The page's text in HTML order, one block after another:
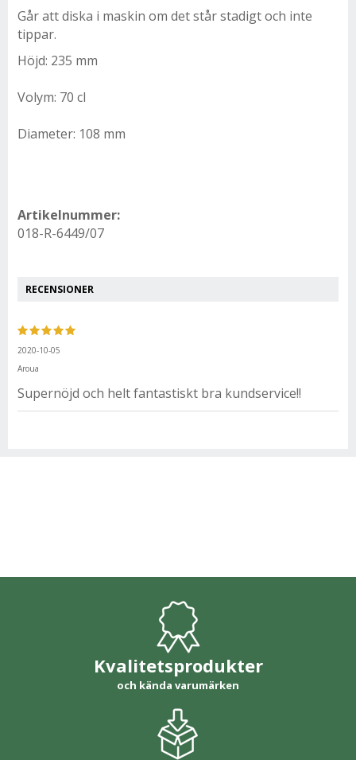
Går att diska i maskin om det står stadigt och inte
tippar.
Höjd: 235 mm
Volym: 70 cl
Diameter: 108 mm
Artikelnummer:
018-R-6449/07
RECENSIONER
2020-10-05
Aroua
Supernöjd och helt fantastiskt bra kundservice!!
Kvalitetsprodukter
och kända varumärken